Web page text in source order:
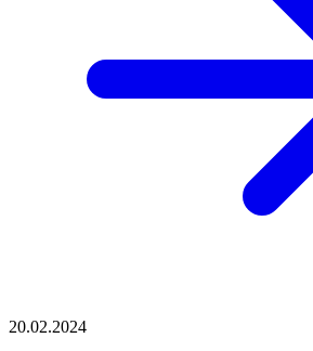
20.02.2024